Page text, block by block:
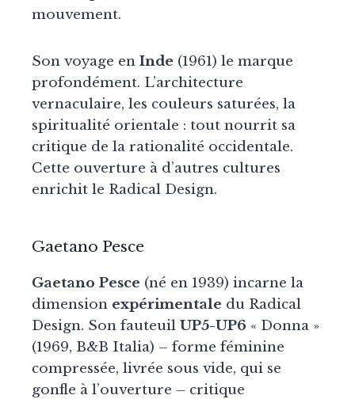
mouvement.
Son voyage en Inde (1961) le marque
profondément. L’architecture
vernaculaire, les couleurs saturées, la
spiritualité orientale : tout nourrit sa
critique de la rationalité occidentale.
Cette ouverture à d’autres cultures
enrichit le Radical Design.
Gaetano Pesce
Gaetano Pesce (né en 1939) incarne la
dimension expérimentale du Radical
Design. Son fauteuil UP5-UP6 « Donna »
(1969, B&B Italia) – forme féminine
compressée, livrée sous vide, qui se
gonfle à l’ouverture – critique